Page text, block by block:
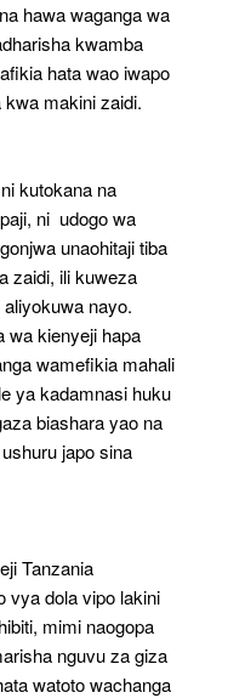
hawa waganga wa
kwamba
hata wao iwapo
makini zaidi.
kutokana na
ni udogo wa
unaohitaji tiba
zaidi, ili kuweza
nayo.
wa kienyeji hapa
wamefikia mahali
ya kadamnasi huku
biashara yao na
japo sina
Tanzania
vya dola vipo lakini
mimi naogopa
nguvu za giza
watoto wachanga